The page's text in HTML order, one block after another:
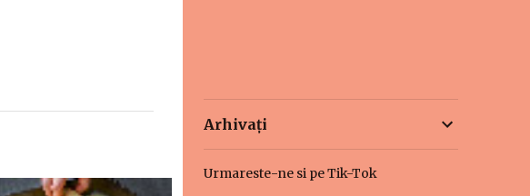
Arhivați
Urmareste-ne si pe Tik-Tok